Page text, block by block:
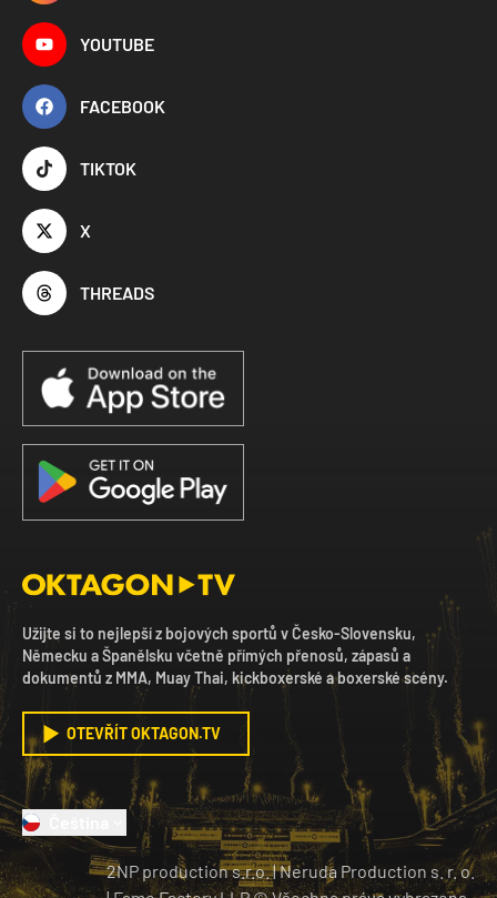
YOUTUBE
FACEBOOK
TIKTOK
X
THREADS
Užijte si to nejlepší z bojových sportů v Česko-Slovensku,
Německu a Španělsku včetně přímých přenosů, zápasů a
dokumentů z MMA, Muay Thai, kickboxerské a boxerské scény.
OTEVŘÍT OKTAGON.TV
2NP production s.r.o.|Neruda Production s. r. o.